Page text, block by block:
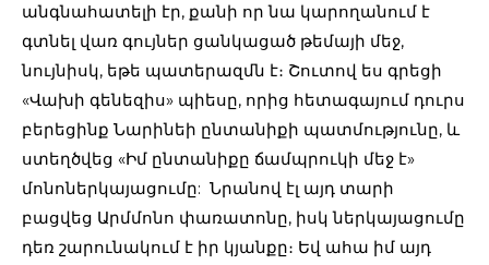
անգնահատելի էր, քանի որ նա կարողանում է
գտնել վառ գույներ ցանկացած թեմայի մեջ,
նույնիսկ, եթե պատերազմն է։ Շուտով ես գրեցի
«Վախի գենեզիս» պիեսը, որից հետագայում դուրս
բերեցինք Նարինեի ընտանիքի պատմությունը, և
ստեղծվեց «Իմ ընտանիքը ճամպրուկի մեջ է»
մոնոներկայացումը: Նրանով էլ այդ տարի
բացվեց Արմմոնո փառատոնը, իսկ ներկայացումը
դեռ շարունակում է իր կյանքը։ Եվ ահա իմ այդ